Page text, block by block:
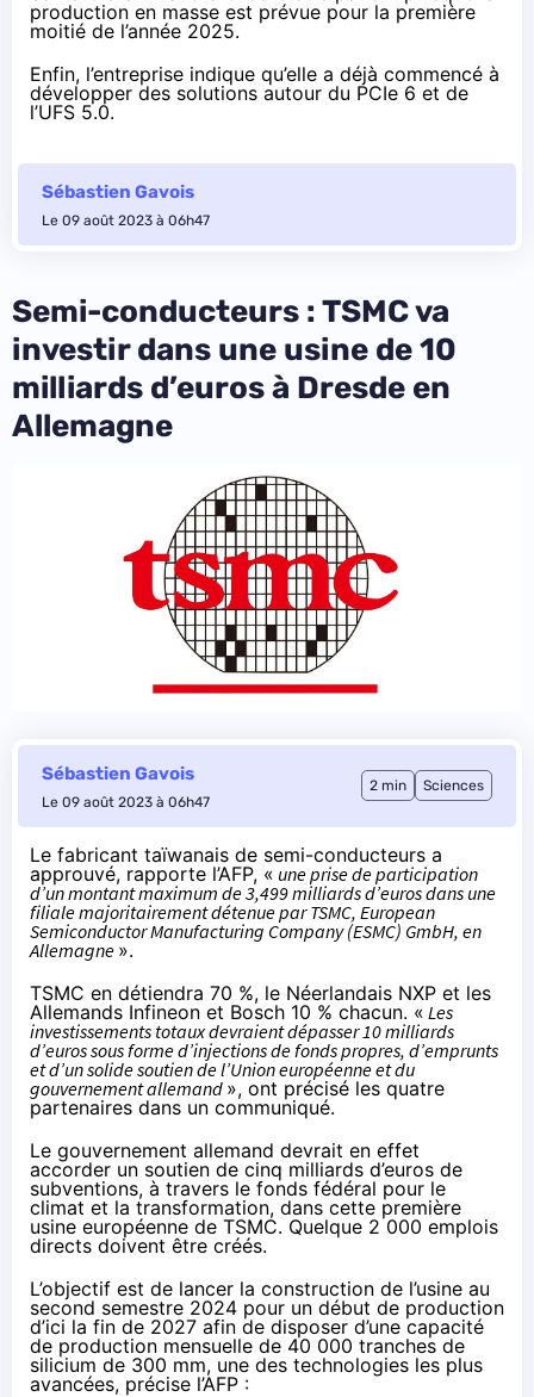
production en masse est prévue pour la première
moitié de l’année 2025.
Enfin, l’entreprise indique qu’elle a déjà commencé à
développer des solutions autour du PCIe 6 et de
l’UFS 5.0.
Sébastien Gavois
Le 09 août 2023 à 06h47
Semi-conducteurs : TSMC va
investir dans une usine de 10
milliards d’euros à Dresde en
Allemagne
Sébastien Gavois
Le 09 août 2023 à 06h47
2 min Sciences
Le fabricant taïwanais de semi-conducteurs a
approuvé, rapporte l’AFP, « une prise de participation
d’un montant maximum de 3,499 milliards d’euros dans une
filiale majoritairement détenue par TSMC, European
Semiconductor Manufacturing Company (ESMC) GmbH, en
Allemagne ».
TSMC en détiendra 70 %, le Néerlandais NXP et les
Allemands Infineon et Bosch 10 % chacun. « Les
investissements totaux devraient dépasser 10 milliards
d’euros sous forme d’injections de fonds propres, d’emprunts
et d’un solide soutien de l’Union européenne et du
gouvernement allemand », ont précisé les quatre
partenaires dans un communiqué.
Le gouvernement allemand devrait en effet
accorder un soutien de cinq milliards d’euros de
subventions, à travers le fonds fédéral pour le
climat et la transformation, dans cette première
usine européenne de TSMC. Quelque 2 000 emplois
directs doivent être créés.
L’objectif est de lancer la construction de l’usine au
second semestre 2024 pour un début de production
d’ici la fin de 2027 afin de disposer d’une capacité
de production mensuelle de 40 000 tranches de
silicium de 300 mm, une des technologies les plus
avancées, précise l’AFP :